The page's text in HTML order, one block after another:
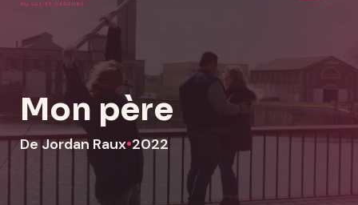
Mon père
De Jordan Raux•2022